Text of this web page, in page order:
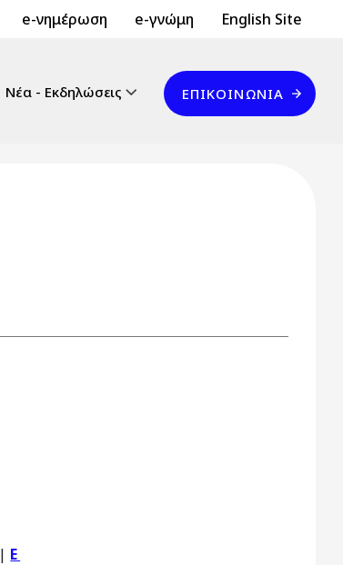
Header Top 2
e-νημέρωση e-γνώμη Header Top
English Site
Νέα - Εκδηλώσεις
Επικοινωνία
ΕΠΙΚΟΙΝΩΝΊΑ
| Ε